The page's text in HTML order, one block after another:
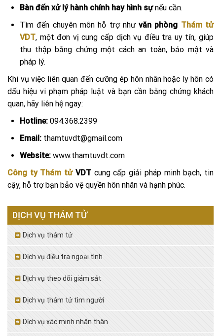
Bàn đến xử lý hành chính hay hình sựnếu cần.
Tìm đến chuyên môn hỗ trợ nhưvăn phòng Thám tử
VDT, một đơn vị cung cấp dịch vụ điều tra uy tín, giúp
thu thập bằng chứng một cách an toàn, bảo mật và
pháp lý.
Khi vụ việc liên quan đến cưỡng ép hôn nhân hoặc ly hôn có
dấu hiệu vi phạm pháp luật và bạn cần bằng chứng khách
quan, hãy liên hệ ngay:
Hotline: 094.368.2399
Email: thamtuvdt@gmail.com
Website: www.thamtuvdt.com
Công ty Thám tửVDTcung cấp giải pháp minh bạch, tin
cậy, hỗ trợ bạn bảo vệ quyền hôn nhân và hạnh phúc.
DỊCH VỤ THÁM TỬ
Dịch vụ thám tử
Dịch vụ điều tra ngoại tình
Dịch vụ theo dõi giám sát
Dịch vụ thám tử tìm người
Dịch vụ xác minh nhân thân